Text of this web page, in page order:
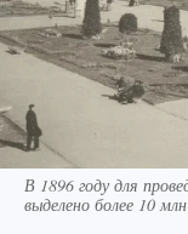
В 1896 году для
выделено более 10